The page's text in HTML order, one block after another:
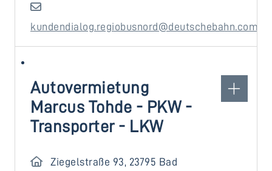
kundendialog.regiobusnord@deutschebahn.com
Autovermietung
Marcus Tohde - PKW -
Transporter - LKW
Ziegelstraße 93, 23795 Bad